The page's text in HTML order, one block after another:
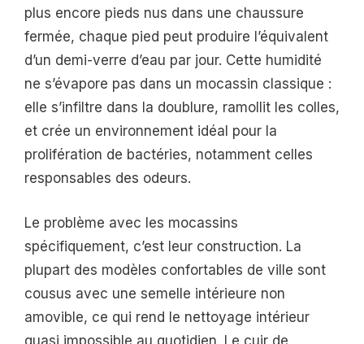
plus encore pieds nus dans une chaussure
fermée, chaque pied peut produire l’équivalent
d’un demi-verre d’eau par jour. Cette humidité
ne s’évapore pas dans un mocassin classique :
elle s’infiltre dans la doublure, ramollit les colles,
et crée un environnement idéal pour la
prolifération de bactéries, notamment celles
responsables des odeurs.
Le problème avec les mocassins
spécifiquement, c’est leur construction. La
plupart des modèles confortables de ville sont
cousus avec une semelle intérieure non
amovible, ce qui rend le nettoyage intérieur
quasi impossible au quotidien. Le cuir de